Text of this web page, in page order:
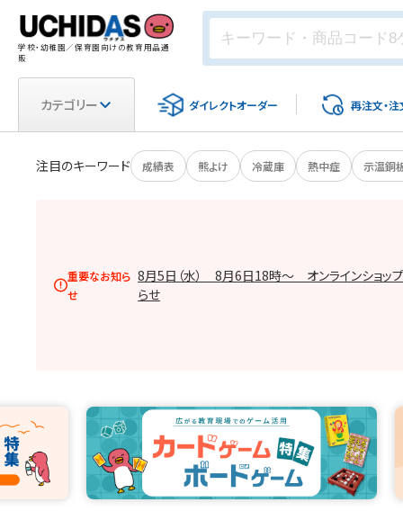
学校・幼稚園／保育園向けの教育用品通
販
カテゴリー ダイレクトオーダー 再注文・注
注目のキーワード 成績表 熊よけ 冷蔵庫 熱中症 示温銅
重要なお知ら
せ
8月5日（水） 8月6日18時～ オンラインショップ
らせ